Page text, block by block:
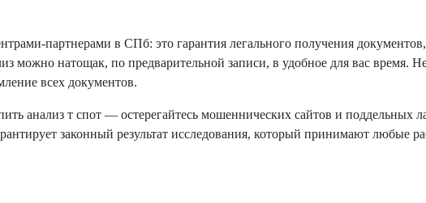
партнерами в СПб: это гарантия легального получения документов,
можно натощак, по предварительной записи, в удобное для вас время.
всех документов.
анализ т спот — остерегайтесь мошеннических сайтов и поддельных
законный результат исследования, который принимают любые